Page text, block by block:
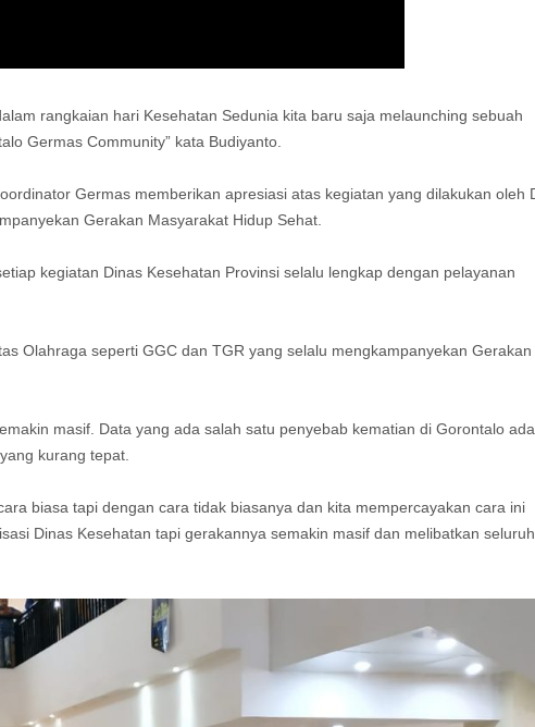
rangkaian hari Kesehatan Sedunia kita baru saja melaunching sebuah
Germas Community” kata Budiyanto.
Germas memberikan apresiasi atas kegiatan yang dilakukan oleh
Gerakan Masyarakat Hidup Sehat.
kegiatan Dinas Kesehatan Provinsi selalu lengkap dengan pelayanan
Olahraga seperti GGC dan TGR yang selalu mengkampanyekan Gerakan
masif. Data yang ada salah satu penyebab kematian di Gorontalo
kurang tepat.
biasa tapi dengan cara tidak biasanya dan kita mempercayakan cara ini
Dinas Kesehatan tapi gerakannya semakin masif dan melibatkan seluruh